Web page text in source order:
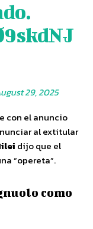
29, 2025
con el anuncio
al extitular
dijo que el
“opereta”.
como